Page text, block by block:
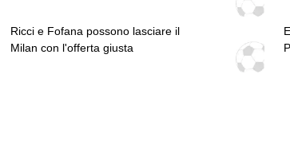
Ricci e Fofana possono lasciare il
Milan con l'offerta giusta